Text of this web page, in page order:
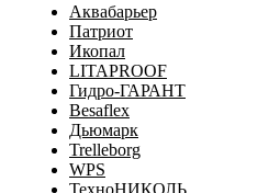
Аквабарьер
Патриот
Икопал
LITAPROOF
Гидро-ГАРАНТ
Besaflex
Дьюмарк
Trelleborg
WPS
ТехноНИКОЛЬ